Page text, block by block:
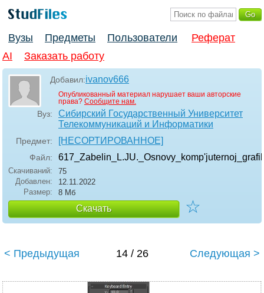
Вузы Предметы Пользователи
Реферат
AI
Заказать работу
Добавил:ivanov666
Опубликованный материал нарушает ваши авторские
права? Сообщите нам.
Вуз:
Сибирский Государственный Университет
Телекоммуникаций и Информатики
Предмет: [НЕСОРТИРОВАННОЕ]
Файл:
Скачиваний:
75
Добавлен:
12.11.2022
Размер:
8 Мб
Скачать ☆
< Предыдущая 14 / 26 Следующая >